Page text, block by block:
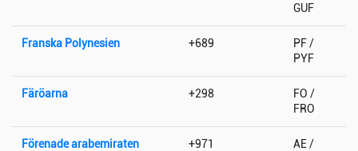
GUF
Franska Polynesien +689
PF /
PYF
Färöarna +298
FO /
FRO
Förenade arabemiraten +971
AE /